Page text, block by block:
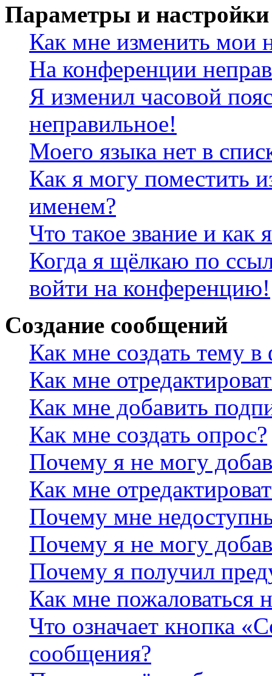
Параметры и настройки
Как мне изменить мои
На конференции
Я изменил часовой
неправильное!
Моего языка нет в
Как я могу поместить
именем?
Что такое звание и как
Когда я щёлкаю по
войти на конференцию!
Создание сообщений
Как мне создать тему
Как мне
Как мне добавить
Как мне создать опрос?
Почему я не могу
Как мне
Почему мне
Почему я не могу
Почему я получил
Как мне пожаловаться
Что означает кнопка
сообщения?